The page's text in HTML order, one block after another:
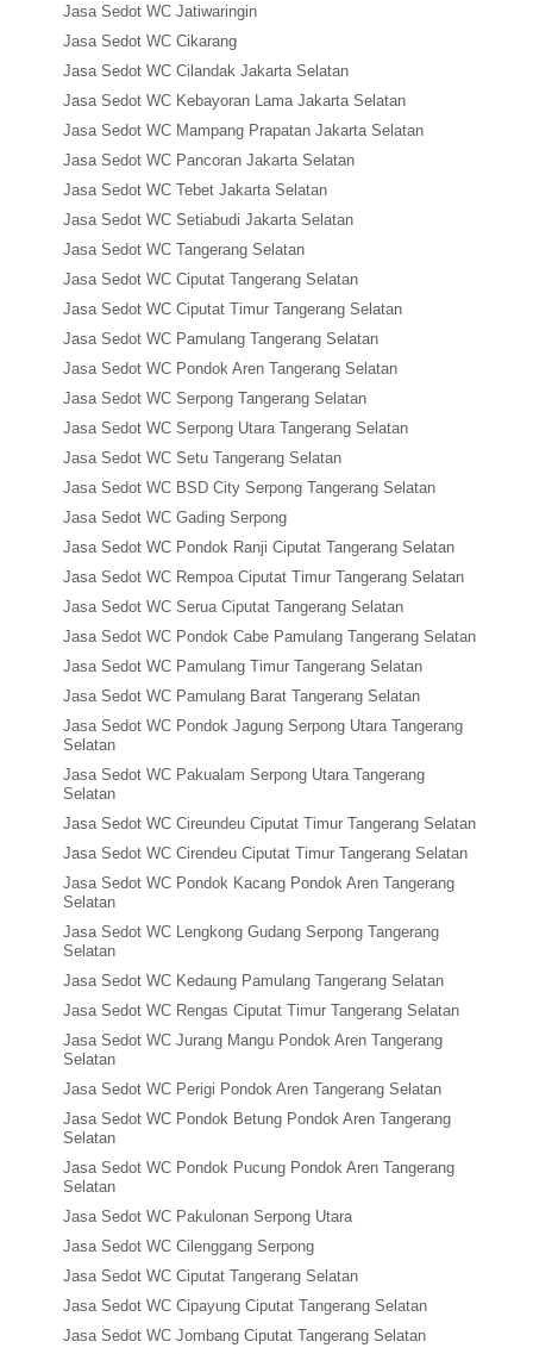
Jasa Sedot WC Jatiwaringin
Jasa Sedot WC Cikarang
Jasa Sedot WC Cilandak Jakarta Selatan
Jasa Sedot WC Kebayoran Lama Jakarta Selatan
Jasa Sedot WC Mampang Prapatan Jakarta Selatan
Jasa Sedot WC Pancoran Jakarta Selatan
Jasa Sedot WC Tebet Jakarta Selatan
Jasa Sedot WC Setiabudi Jakarta Selatan
Jasa Sedot WC Tangerang Selatan
Jasa Sedot WC Ciputat Tangerang Selatan
Jasa Sedot WC Ciputat Timur Tangerang Selatan
Jasa Sedot WC Pamulang Tangerang Selatan
Jasa Sedot WC Pondok Aren Tangerang Selatan
Jasa Sedot WC Serpong Tangerang Selatan
Jasa Sedot WC Serpong Utara Tangerang Selatan
Jasa Sedot WC Setu Tangerang Selatan
Jasa Sedot WC BSD City Serpong Tangerang Selatan
Jasa Sedot WC Gading Serpong
Jasa Sedot WC Pondok Ranji Ciputat Tangerang Selatan
Jasa Sedot WC Rempoa Ciputat Timur Tangerang Selatan
Jasa Sedot WC Serua Ciputat Tangerang Selatan
Jasa Sedot WC Pondok Cabe Pamulang Tangerang Selatan
Jasa Sedot WC Pamulang Timur Tangerang Selatan
Jasa Sedot WC Pamulang Barat Tangerang Selatan
Jasa Sedot WC Pondok Jagung Serpong Utara Tangerang
Selatan
Jasa Sedot WC Pakualam Serpong Utara Tangerang
Selatan
Jasa Sedot WC Cireundeu Ciputat Timur Tangerang Selatan
Jasa Sedot WC Cirendeu Ciputat Timur Tangerang Selatan
Jasa Sedot WC Pondok Kacang Pondok Aren Tangerang
Selatan
Jasa Sedot WC Lengkong Gudang Serpong Tangerang
Selatan
Jasa Sedot WC Kedaung Pamulang Tangerang Selatan
Jasa Sedot WC Rengas Ciputat Timur Tangerang Selatan
Jasa Sedot WC Jurang Mangu Pondok Aren Tangerang
Selatan
Jasa Sedot WC Perigi Pondok Aren Tangerang Selatan
Jasa Sedot WC Pondok Betung Pondok Aren Tangerang
Selatan
Jasa Sedot WC Pondok Pucung Pondok Aren Tangerang
Selatan
Jasa Sedot WC Pakulonan Serpong Utara
Jasa Sedot WC Cilenggang Serpong
Jasa Sedot WC Ciputat Tangerang Selatan
Jasa Sedot WC Cipayung Ciputat Tangerang Selatan
Jasa Sedot WC Jombang Ciputat Tangerang Selatan